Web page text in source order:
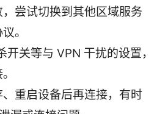
尝试切换到其他区域服务
。
开关等与 VPN 干扰的设置，
重启设备后再连接，有时